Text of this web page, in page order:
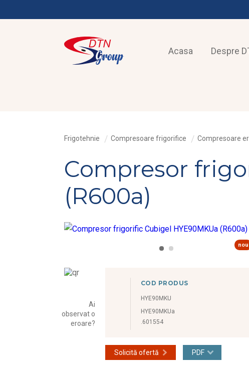
Acasa Despre
Frigotehnie Compresoare frigorifice Compresoare
Compresor
(R600a)
nou
Ai
observat o
eroare?
COD PRODUS
HYE90MKU
HYE90MKUa
.601554
Solicită ofertă PDF